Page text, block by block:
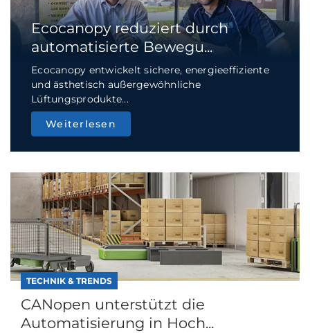
Ecocanopy reduziert durch
automatisierte Bewegu...
Ecocanopy entwickelt sichere, energieeffiziente
und ästhetisch außergewöhnliche
Lüftungsprodukte...
Weiterlesen
TECHNIK & TRENDS
CANopen unterstützt die
Automatisierung in Hoch...